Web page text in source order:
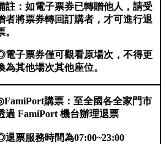
註：如電子票券已轉贈他人，請受
者將票券轉回訂購者，才可進行退
。
子票券僅可觀看原場次，不得更
為其他場次其他座位。
購票：至全國各全家門市
過 FamiPort 機台辦理退票
退票服務時間為07:00~23:00